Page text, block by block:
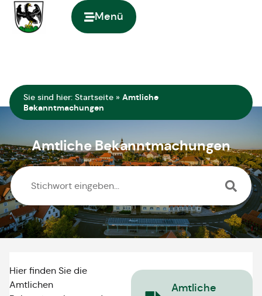
springen
Menü
Sie sind hier: Startseite » Amtliche
Bekanntmachungen
Amtliche Bekanntmachungen
Hier finden Sie die
Amtlichen
Amtliche